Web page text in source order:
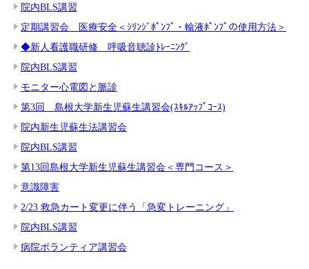
院内BLS講習
定期講習会 医療安全＜ｼﾘﾝｼﾞﾎﾟﾝﾌﾟ・輸液ﾎﾟﾝﾌﾟの使用方法＞
◆新人看護職研修 呼吸音聴診ﾄﾚｰﾆﾝｸﾞ
院内BLS講習
モニター心電図と脈診
第3回 島根大学新生児蘇生講習会(ｽｷﾙｱｯﾌﾟｺｰｽ)
院内新生児蘇生法講習会
院内BLS講習
第13回島根大学新生児蘇生講習会＜専門コース＞
意識障害
2/23 救急カート変更に伴う「急変トレーニング」
院内BLS講習
病院ボランティア講習会